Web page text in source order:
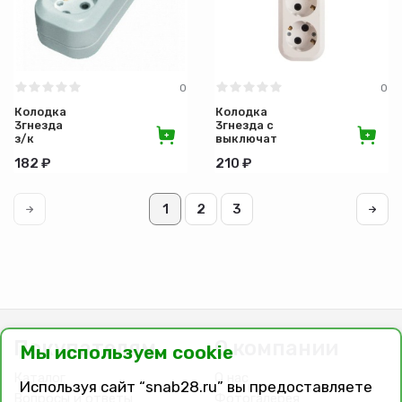
0
Колодка
3гнезда
з/к
182 ₽
0
Колодка
3гнезда с
выключателем
210 ₽
1 2 3
Покупателям
Каталог
Вопросы и ответы
О компании
О нас
Фотогалерея
Мы используем cookie
Используя сайт “snab28.ru” вы предоставляете